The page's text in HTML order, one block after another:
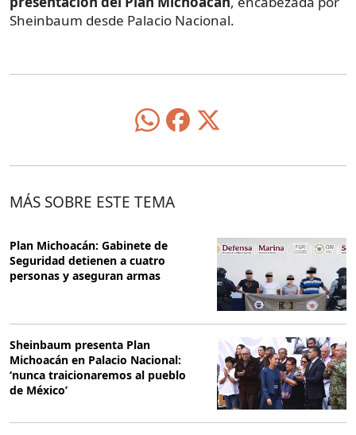
Sheinbaum desde Palacio Nacional.
MÁS SOBRE ESTE TEMA
Plan Michoacán: Gabinete de
Seguridad detienen a cuatro
personas y aseguran armas
Sheinbaum presenta Plan
Michoacán en Palacio Nacional:
‘nunca traicionaremos al pueblo
de México’